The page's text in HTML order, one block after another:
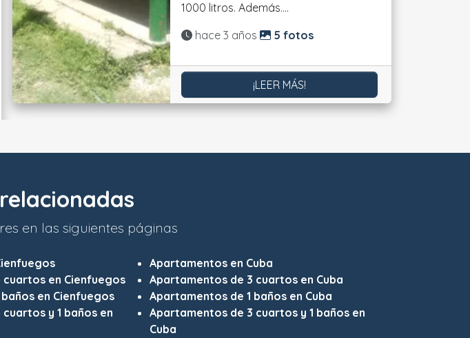
1000 litros. Además....
Actualizado:
hace 3 años 5 fotos
¡LEER MÁS!
en las siguientes páginas
en Cienfuegos
en Cienfuegos
y 1 baños en
Apartamentos en Cuba
Apartamentos de 3 cuartos en Cuba
Apartamentos de 1 baños en Cuba
Apartamentos de 3 cuartos y 1 baños en
Cuba